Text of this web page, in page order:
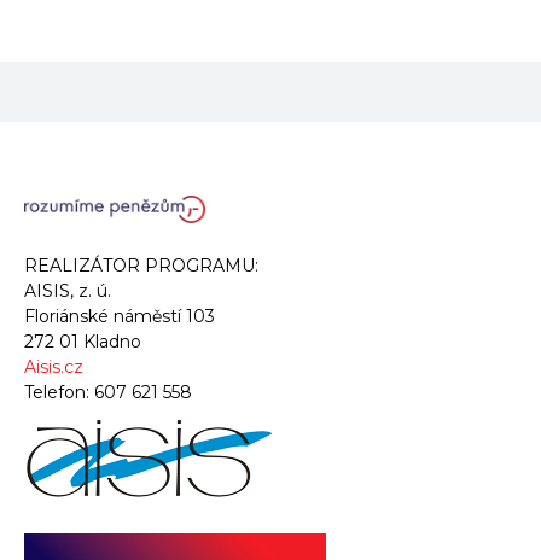
REALIZÁTOR PROGRAMU:
AISIS, z. ú.
Floriánské náměstí 103
272 01 Kladno
Aisis.cz
Telefon: 607 621 558